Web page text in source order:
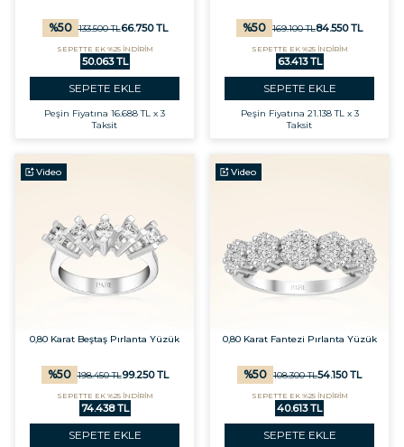
%50 133.500TL66.750TL
SEPETTE EK %25 İNDİRİM
50.063 TL
SEPETE EKLE
Peşin Fiyatına 16.688 TL x 3
Taksit
%50 169.100TL84.550TL
SEPETTE EK %25 İNDİRİM
63.413 TL
SEPETE EKLE
Peşin Fiyatına 21.138 TL x 3
Taksit
Video
0,80 Karat Beştaş Pırlanta Yüzük
%50 198.450TL99.250TL
SEPETTE EK %25 İNDİRİM
74.438 TL
SEPETE EKLE
Video
0,80 Karat Fantezi Pırlanta Yüzük
%50 108.300TL54.150TL
SEPETTE EK %25 İNDİRİM
40.613 TL
SEPETE EKLE